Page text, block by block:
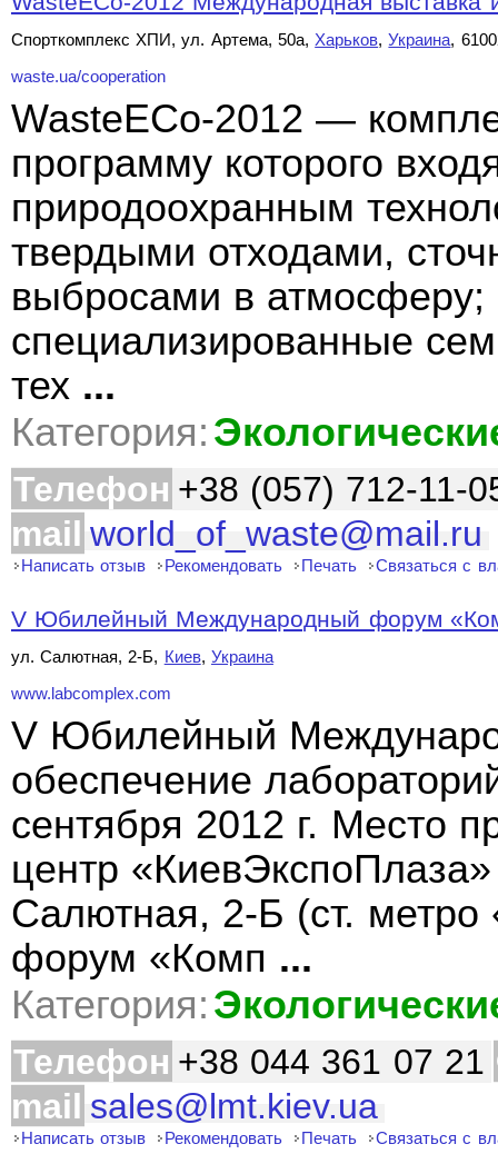
Спорткомплекс ХПИ, ул. Артема, 50а, Харьков,Украина,
waste.ua/cooperation
WasteECo-2012 —
программу которого
природоохранным
твердыми отходами,
выбросами в
специализированные
тех ...
Категория:
Телефон +38 (057) 712-11-
mail world_of_waste@mail.ru
Написать отзыв Рекомендовать Печать Связаться с
V Юбилейный Международный форум
ул. Салютная, 2-Б, Киев, Украина
www.labcomplex.com
V Юбилейный
обеспечение
сентября 2012 г. Место
центр
Салютная, 2-Б (ст.
форум «Комп ...
Категория:
Телефон +38 044 361 07 21
mail sales@lmt.kiev.ua
Написать отзыв Рекомендовать Печать Связаться с